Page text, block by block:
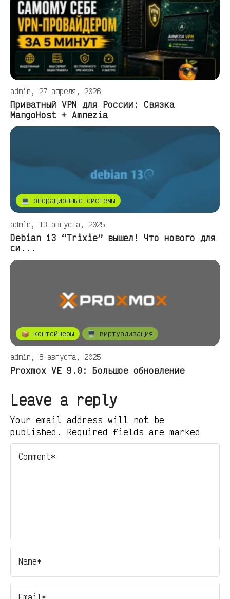
admin, 27 апреля, 2026
Приватный VPN для России: Связка
MangoHost + Amnezia
💻 операционные системы
admin, 13 августа, 2025
Debian 13 “Trixie” вышел! Что нового для
си...
📦 контейнеры 🖥️ виртуализация
admin, 8 августа, 2025
Proxmox VE 9.0: Большое обновление
Leave a reply
Your email address will not be
published. Required fields are marked